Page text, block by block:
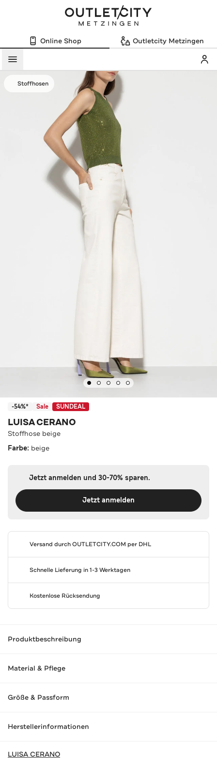
Online Shop Outletcity Metzingen
Menü
Stoffhosen
-54%* Sale SUNDEAL
LUISA CERANO
Stoffhose beige
Farbe: beige
Jetzt anmelden und 30-70% sparen.
Jetzt anmelden
Versand durchOUTLETCITY.COM per DHL
Schnelle Lieferung in 1-3 Werktagen
Kostenlose Rücksendung
Produktbeschreibung
Material & Pflege
Größe & Passform
Herstellerinformationen
LUISA CERANO